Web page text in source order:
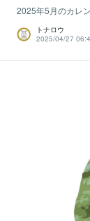
2025年5月のカレ
トナロウ
2025/04/27